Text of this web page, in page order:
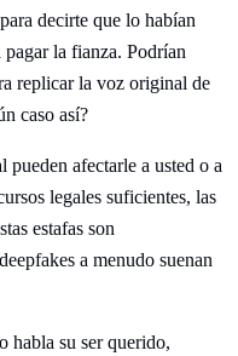
decirte que lo habían
pagar la fianza. Podrían
replicar la voz original de
caso así?
pueden afectarle a usted o a
legales suficientes, las
estafas son
a menudo suenan
habla su ser querido,